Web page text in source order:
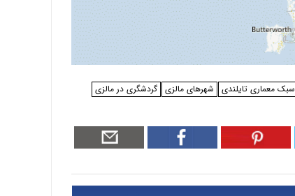
سبک معماری تایلندی شهرهای مالزی گردشگری در مالزی